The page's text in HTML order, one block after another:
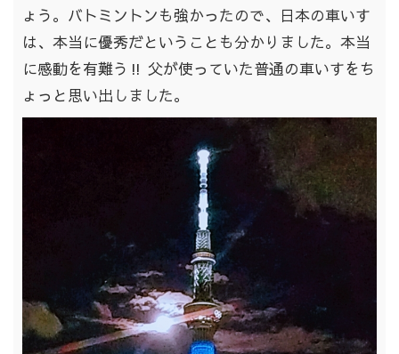
ょう。バトミントンも強かったので、日本の車いす
は、本当に優秀だということも分かりました。本当
に感動を有難う‼ 父が使っていた普通の車いすをち
ょっと思い出しました。